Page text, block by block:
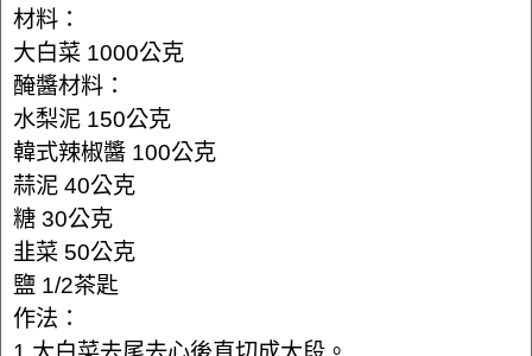
材料：
大白菜 1000公克
醃醬材料：
水梨泥 150公克
韓式辣椒醬 100公克
蒜泥 40公克
糖 30公克
韭菜 50公克
鹽 1/2茶匙
作法：